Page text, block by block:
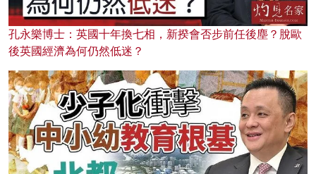
孔永樂博士：英國十年換七相，新揆會否步前任後塵？脫歐
後英國經濟為何仍然低迷？